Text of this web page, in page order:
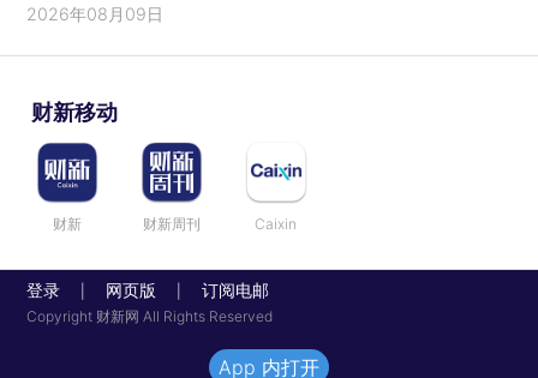
2026年08月09日
财新移动
财新 财新周刊 Caixin
登录 网页版 订阅电邮
Copyright 财新网 All Rights Reserved
App 内打开